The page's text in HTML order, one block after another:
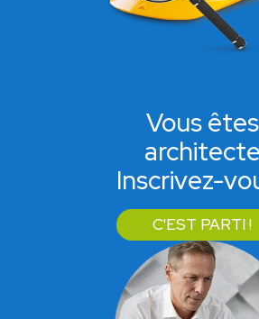
Vous êtes
architecte
Inscrivez-
C'EST PARTI !